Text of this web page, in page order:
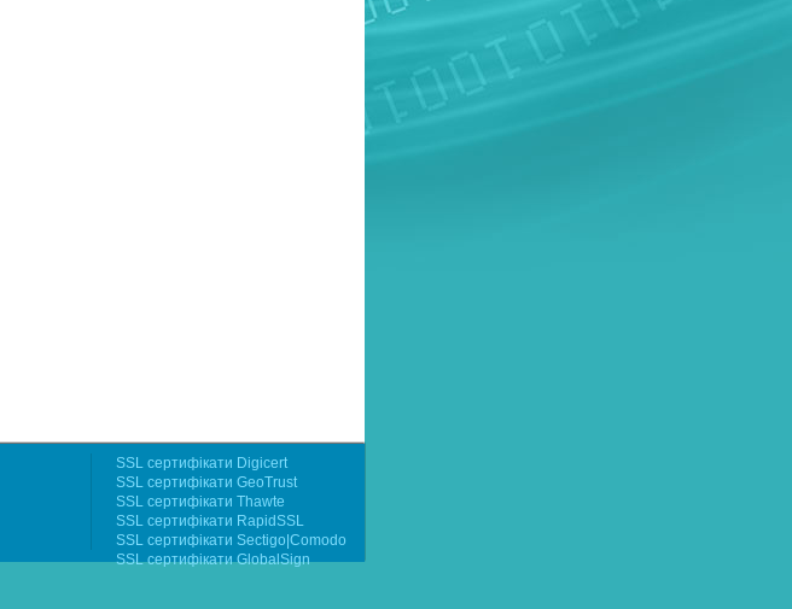
SSL сертифікати Digicert
SSL сертифікати GeoTrust
SSL сертифікати Thawte
SSL сертифікати RapidSSL
SSL сертифікати Sectigo|Comodo
SSL сертифікати GlobalSign